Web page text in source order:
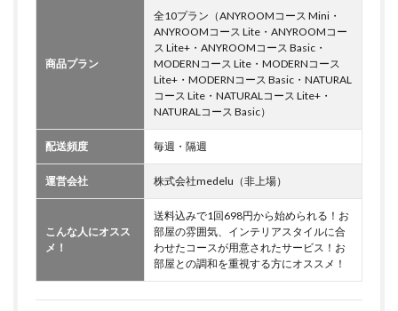
商品プラン
全10プラン（ANYROOMコース Mini・
ANYROOMコース Lite・ANYROOMコー
ス Lite+・ANYROOMコース Basic・
MODERNコース Lite・MODERNコース
Lite+・MODERNコース Basic・NATURAL
コース Lite・NATURALコース Lite+・
NATURALコース Basic）
配送頻度 毎週・隔週
運営会社 株式会社medelu（非上場）
こんな人にオスス
メ！
送料込みで1回698円から始められる！お
部屋の雰囲気、インテリアスタイルに合
わせたコースが用意されたサービス！お
部屋との調和を重視する方にオススメ！